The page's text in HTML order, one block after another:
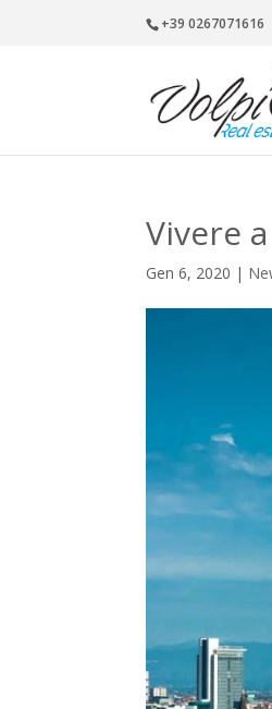
+39 0267071616
Vivere
Gen 6, 2020 |